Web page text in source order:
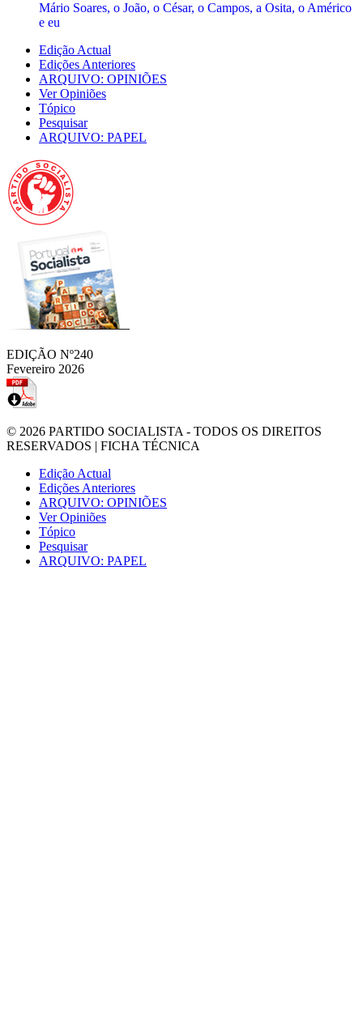
Mário Soares, o João, o César, o Campos, a Osita, o Américo
e eu
Edição Actual
Edições Anteriores
ARQUIVO: OPINIÕES
Ver Opiniões
Tópico
Pesquisar
ARQUIVO: PAPEL
EDIÇÃO Nº240
Fevereiro 2026
© 2026 PARTIDO SOCIALISTA - TODOS OS DIREITOS
RESERVADOS | FICHA TÉCNICA
Edição Actual
Edições Anteriores
ARQUIVO: OPINIÕES
Ver Opiniões
Tópico
Pesquisar
ARQUIVO: PAPEL